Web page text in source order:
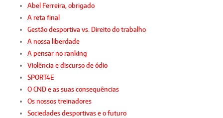
Abel Ferreira, obrigado
A reta final
Gestão desportiva vs. Direito do trabalho
A nossa liberdade
A pensar no ranking
Violência e discurso de ódio
SPORT4E
O CND e as suas consequências
Os nossos treinadores
Sociedades desportivas e o futuro